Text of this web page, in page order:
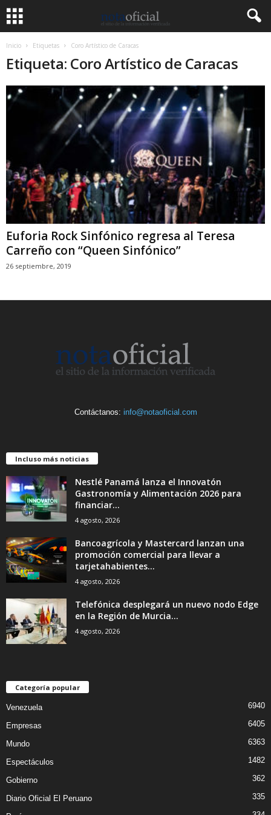
Inicio Etiquetas Coro Artístico de Caracas
Etiqueta: Coro Artístico de Caracas
Euforia Rock Sinfónico regresa al Teresa
Carreño con “Queen Sinfónico”
26 septiembre, 2019
Contáctanos: info@notaoficial.com
Incluso más noticias
Nestlé Panamá lanza el Innovatón
Gastronomía y Alimentación 2026 para
financiar...
4 agosto, 2026
Bancoagrícola y Mastercard lanzan una
promoción comercial para llevar a
tarjetahabientes...
4 agosto, 2026
Telefónica desplegará un nuevo nodo Edge
en la Región de Murcia...
4 agosto, 2026
Categoría popular
Venezuela 6940
Empresas 6405
Mundo 6363
Espectáculos 1482
Gobierno 362
Diario Oficial El Peruano 335